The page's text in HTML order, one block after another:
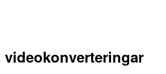
videokonverteringar